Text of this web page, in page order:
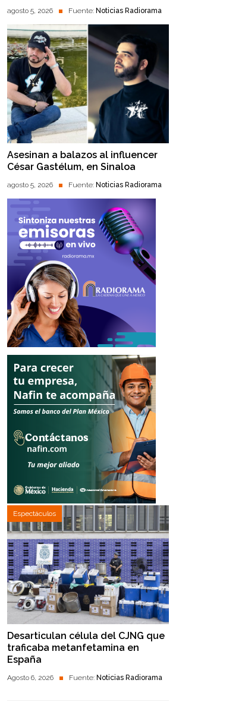
agosto 5, 2026 Fuente: Noticias Radiorama
Asesinan a balazos al influencer
César Gastélum, en Sinaloa
agosto 5, 2026 Fuente: Noticias Radiorama
Espectáculos
Desarticulan célula del CJNG que
traficaba metanfetamina en
España
Agosto 6, 2026 Fuente: Noticias Radiorama